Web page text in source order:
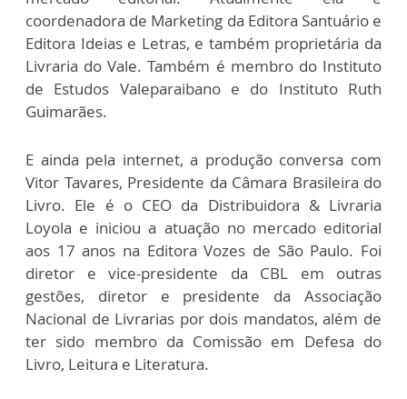
coordenadora de Marketing da Editora Santuário e
Editora Ideias e Letras, e também proprietária da
Livraria do Vale. Também é membro do Instituto
de Estudos Valeparaibano e do Instituto Ruth
Guimarães.
E ainda pela internet, a produção conversa com
Vitor Tavares, Presidente da Câmara Brasileira do
Livro. Ele é o CEO da Distribuidora & Livraria
Loyola e iniciou a atuação no mercado editorial
aos 17 anos na Editora Vozes de São Paulo. Foi
diretor e vice-presidente da CBL em outras
gestões, diretor e presidente da Associação
Nacional de Livrarias por dois mandatos, além de
ter sido membro da Comissão em Defesa do
Livro, Leitura e Literatura.